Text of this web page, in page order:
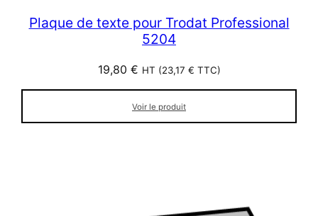
Plaque de texte pour Trodat Professional
5204
19,80 € HT (23,17 € TTC)
Voir le produit